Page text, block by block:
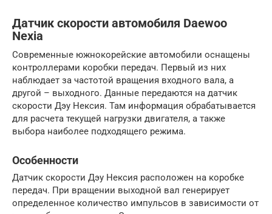
Датчик скорости автомобиля Daewoo
Nexia
Современные южнокорейские автомобили оснащены
контроллерами коробки передач. Первый из них
наблюдает за частотой вращения входного вала, а
другой – выходного. Данные передаются на датчик
скорости Дэу Нексия. Там информация обрабатывается
для расчета текущей нагрузки двигателя, а также
выбора наиболее подходящего режима.
Особенности
Датчик скорости Дэу Нексия расположен на коробке
передач. При вращении выходной вал генерирует
определенное количество импульсов в зависимости от